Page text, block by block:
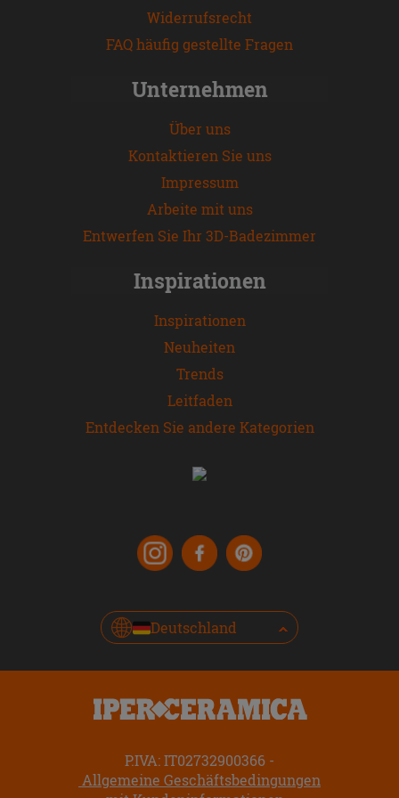
Widerrufsrecht
FAQ häufig gestellte Fragen
Unternehmen
Über uns
Kontaktieren Sie uns
Impressum
Arbeite mit uns
Entwerfen Sie Ihr 3D-Badezimmer
Inspirationen
Inspirationen
Neuheiten
Trends
Leitfaden
Entdecken Sie andere Kategorien
Deutschland
P.IVA: IT02732900366
Allgemeine Geschäftsbedingungen